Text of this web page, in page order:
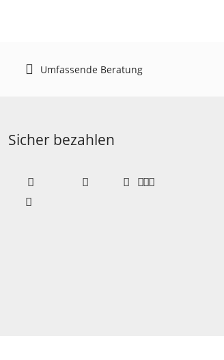
Umfassende Beratung
Sicher bezahlen